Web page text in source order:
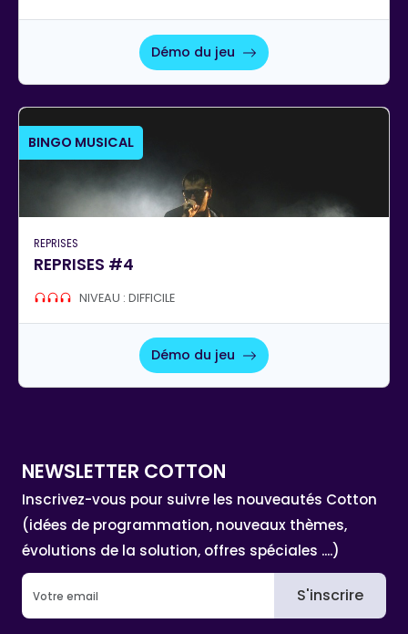
Démo du jeu
BINGO MUSICAL
REPRISES
REPRISES #4
NIVEAU : DIFFICILE
Démo du jeu
NEWSLETTER COTTON
Inscrivez-vous pour suivre les nouveautés Cotton
(idées de programmation, nouveaux thèmes,
évolutions de la solution, offres spéciales ....)
S'inscrire